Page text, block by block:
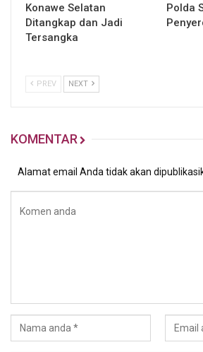
Konawe Selatan
Ditangkap dan Jadi
Tersangka
Polda
PREV NEXT
KOMENTAR
Alamat email Anda tidak akan